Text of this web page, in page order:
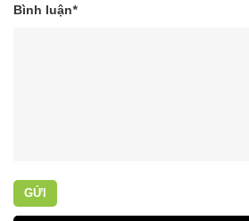
Bình luận*
GỬI